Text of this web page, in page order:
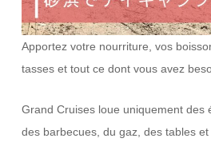
Apportez votre nourriture, vos
tasses et tout ce dont vous avez
Grand Cruises loue uniquement des
des barbecues, du gaz, des tables et